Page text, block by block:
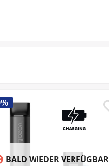
BALD WIEDER VERFÜGBAR